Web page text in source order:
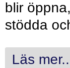
blir
stödda
Läs